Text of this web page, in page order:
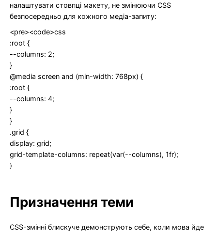
налаштувати стовпці макету, не змінюючи CSS
безпосередньо для кожного медіа-запиту:
<pre><code>css
:root {
--columns: 2;
}
@media screen and (min-width: 768px) {
:root {
--columns: 4;
}
}
.grid {
display: grid;
grid-template-columns: repeat(var(--columns), 1fr);
}
Призначення теми
CSS-змінні блискуче демонструють себе, коли мова йде